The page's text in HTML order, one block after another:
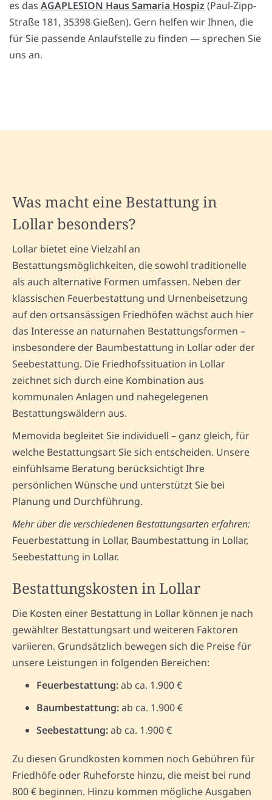
es das AGAPLESION Haus Samaria Hospiz(Paul-Zipp-
Straße 181, 35398 Gießen). Gern helfen wir Ihnen, die
für Sie passende Anlaufstelle zu finden — sprechen Sie
uns an.
Was macht eine Bestattung in
Lollar besonders?
Lollar bietet eine Vielzahl an
Bestattungsmöglichkeiten, die sowohl traditionelle
als auch alternative Formen umfassen. Neben der
klassischen Feuerbestattung und Urnenbeisetzung
auf den ortsansässigen Friedhöfen wächst auch hier
das Interesse an naturnahen Bestattungsformen –
insbesondere der Baumbestattung in Lollar oder der
Seebestattung. Die Friedhofssituation in Lollar
zeichnet sich durch eine Kombination aus
kommunalen Anlagen und nahegelegenen
Bestattungswäldern aus.
Memovida begleitet Sie individuell – ganz gleich, für
welche Bestattungsart Sie sich entscheiden. Unsere
einfühlsame Beratung berücksichtigt Ihre
persönlichen Wünsche und unterstützt Sie bei
Planung und Durchführung.
Mehr über die verschiedenen Bestattungsarten erfahren:
Feuerbestattung in Lollar, Baumbestattung in Lollar,
Seebestattung in Lollar.
Bestattungskosten in Lollar
Die Kosten einer Bestattung in Lollar können je nach
gewählter Bestattungsart und weiteren Faktoren
variieren. Grundsätzlich bewegen sich die Preise für
unsere Leistungen in folgenden Bereichen:
Feuerbestattung:ab ca. 1.900 €
Baumbestattung:ab ca. 1.900 €
Seebestattung:ab ca. 1.900 €
Zu diesen Grundkosten kommen noch Gebühren für
Friedhöfe oder Ruheforste hinzu, die meist bei rund
800 € beginnen. Hinzu kommen mögliche Ausgaben